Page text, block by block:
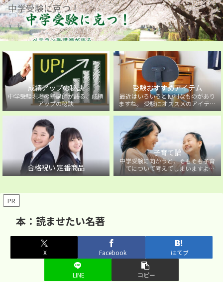
中学受験に克つ！
成績アップの秘訣
中学受験現場の塾講師が語る、成績
アップの秘訣
受験おすすめアイテム
最近はいろいろと便利なものがあり
ますね。 受験にオススメのアイテム
を紹介しています。
合格祝い 定番商品
子育て論
中学受験に向かうと、そもそも子育
てについて考えてしまいますよ
ね・・・。中学受験に向かうお子様
PR
本：読ませたい名著
X Facebook はてブ
LINE コピー